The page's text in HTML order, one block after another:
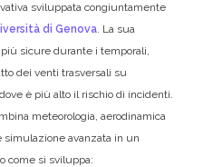
sviluppata congiuntamente
di Genova. La sua
sicure durante i temporali,
dei venti trasversali su
è più alto il rischio di incidenti.
meteorologia, aerodinamica
simulazione avanzata in un
come si sviluppa: